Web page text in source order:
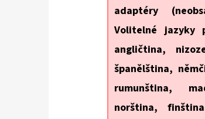
0,0
hvězdiček.
adaptéry
Volitelné jazyky
angličtina,
španělština,
rumunština,
norština,